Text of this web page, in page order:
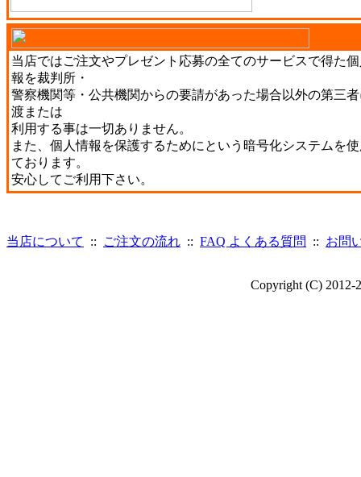
当店ではご注文やプレゼント応募の全てのサービスで得た
報を裁判所・
警察機関等・公共機関からの要請があった場合以外の第三
渡または
利用する事は一切ありません。
また、個人情報を保護するためにという暗号化システムを
ております。
安心してご利用下さい。
当店について :: ご注文の流れ :: FAQ よくある質問 :: お問
Copyright (C) 2012-